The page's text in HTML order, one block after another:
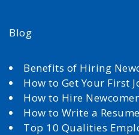
Blog
Benefits of Hiring
How to Get Your First
How to Hire
How to Write a Resume
Top 10 Qualities